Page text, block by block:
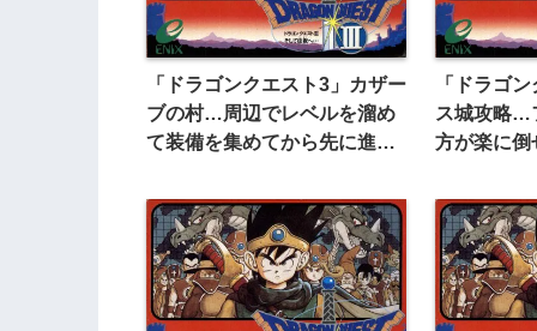
「ドラゴンクエスト3」カザー
ブの村…周辺でレベルを溜め
て装備を集めてから先に進も
「ドラゴ
ス城攻略…
方が楽に倒